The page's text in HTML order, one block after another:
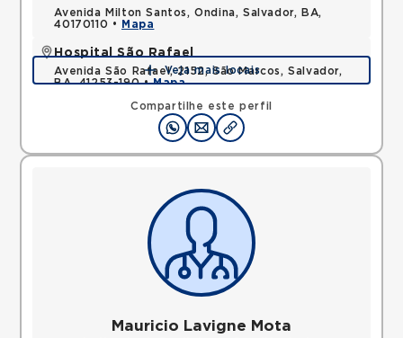
Compartilhe este perfil
Avenida Milton Santos, Ondina, Salvador, BA,
40170110 •
Mapa
Hospital São Rafael
Avenida São Rafael, 2152, São Marcos, Salvador,
BA, 41253-190 •Mapa
Veja mais locais
Mauricio Lavigne Mota